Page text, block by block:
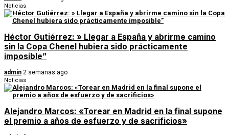
Noticias
Héctor Gutiérrez: » Llegar a España y abrirme camino
sin la Copa Chenel hubiera sido prácticamente
imposible”
admin 2 semanas ago
Noticias
Alejandro Marcos: «Torear en Madrid en la final supone
el premio a años de esfuerzo y de sacrificios»